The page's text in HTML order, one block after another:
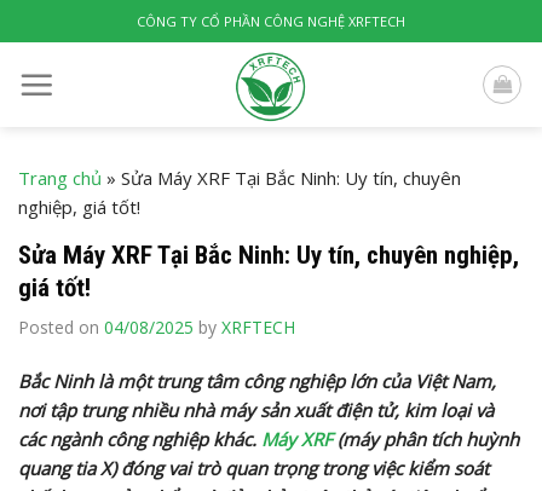
to
content
CÔNG TY CỔ PHẦN CÔNG NGHỆ XRFTECH
Trang chủ » Sửa Máy XRF Tại Bắc Ninh: Uy tín, chuyên
nghiệp, giá tốt!
Sửa Máy XRF Tại Bắc Ninh: Uy tín, chuyên nghiệp,
giá tốt!
Posted on 04/08/2025 by XRFTECH
Bắc Ninh là một trung tâm công nghiệp lớn của Việt Nam,
nơi tập trung nhiều nhà máy sản xuất điện tử, kim loại và
các ngành công nghiệp khác. Máy XRF(máy phân tích huỳnh
quang tia X) đóng vai trò quan trọng trong việc kiểm soát